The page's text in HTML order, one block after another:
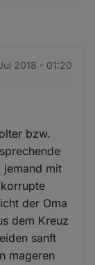
2018 - 01:20
bzw.
jemand mit
der Oma
dem Kreuz
sanft
mageren